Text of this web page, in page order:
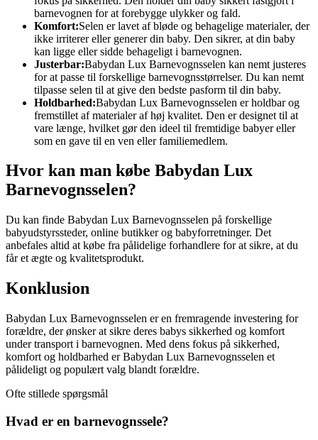
barnevognen for at forebygge ulykker og fald.
Komfort:Selen er lavet af bløde og behagelige materialer, der
ikke irriterer eller generer din baby. Den sikrer, at din baby
kan ligge eller sidde behageligt i barnevognen.
Justerbar:Babydan Lux Barnevognsselen kan nemt justeres
for at passe til forskellige barnevognsstørrelser. Du kan nemt
tilpasse selen til at give den bedste pasform til din baby.
Holdbarhed:Babydan Lux Barnevognsselen er holdbar og
fremstillet af materialer af høj kvalitet. Den er designet til at
vare længe, hvilket gør den ideel til fremtidige babyer eller
som en gave til en ven eller familiemedlem.
Hvor kan man købe Babydan Lux
Barnevognsselen?
Du kan finde Babydan Lux Barnevognsselen på forskellige
babyudstyrssteder, online butikker og babyforretninger. Det
anbefales altid at købe fra pålidelige forhandlere for at sikre, at du
får et ægte og kvalitetsprodukt.
Konklusion
Babydan Lux Barnevognsselen er en fremragende investering for
forældre, der ønsker at sikre deres babys sikkerhed og komfort
under transport i barnevognen. Med dens fokus på sikkerhed,
komfort og holdbarhed er Babydan Lux Barnevognsselen et
pålideligt og populært valg blandt forældre.
Ofte stillede spørgsmål
Hvad er en barnevognssele?